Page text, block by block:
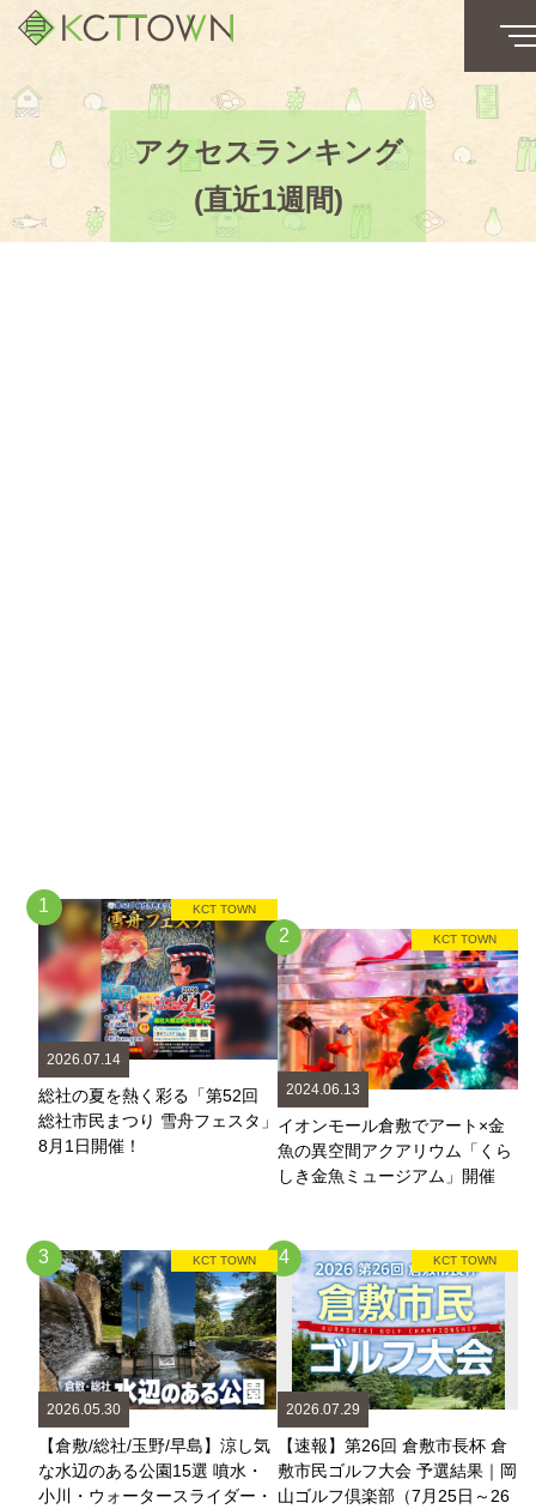
アクセスランキング
(直近1週間)
KCT TOWN
1
2026.07.14
総社の夏を熱く彩る「第52回
総社市民まつり 雪舟フェスタ」
8月1日開催！
KCT TOWN
2
2024.06.13
イオンモール倉敷でアート×金
魚の異空間アクアリウム「くら
しき金魚ミュージアム」開催
KCT TOWN
3
2026.05.30
【倉敷/総社/玉野/早島】涼し気
な水辺のある公園15選 噴水・
小川・ウォータースライダー・
KCT TOWN
4
2026.07.29
【速報】第26回 倉敷市長杯 倉
敷市民ゴルフ大会 予選結果｜岡
山ゴルフ倶楽部（7月25日～26